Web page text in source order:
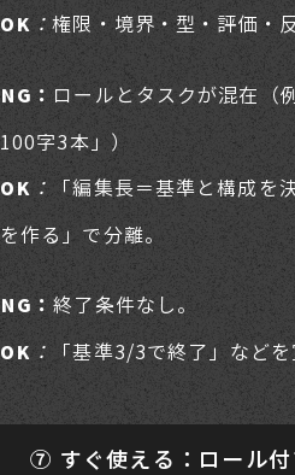
OK ：権限・境界・型・評価・
NG： ロールとタスクが混在（
100字3本」）
OK ：
「編集長＝基準と構成を
を作る」で分離。
NG：終了条件なし。
OK ： 「基準3/3で終了」などを
⑦ すぐ使える：ロール付